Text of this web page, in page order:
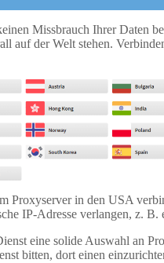
Missbrauch Ihrer Daten
auf der Welt stehen.
Proxyserver in den USA
IP-Adresse verlangen, z. B.
eine solide Auswahl an
bitten, dort einen